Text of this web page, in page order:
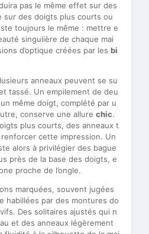
pas le même effet sur des
des doigts plus courts ou
toujours le même : mettre e
singulière de chaque mai
d’optique créées par les bi
anneaux peuvent se su
tassé. Un empilement de deu
même doigt, complété par u
conserve une allure chic.
plus courts, des anneaux t
cette impression. Un
alors à privilégier des bague
près de la base des doigts, e
proche de l’ongle.
marquées, souvent jugées
habillées par des montures do
Des solitaires ajustés qui n
et des anneaux légèrement